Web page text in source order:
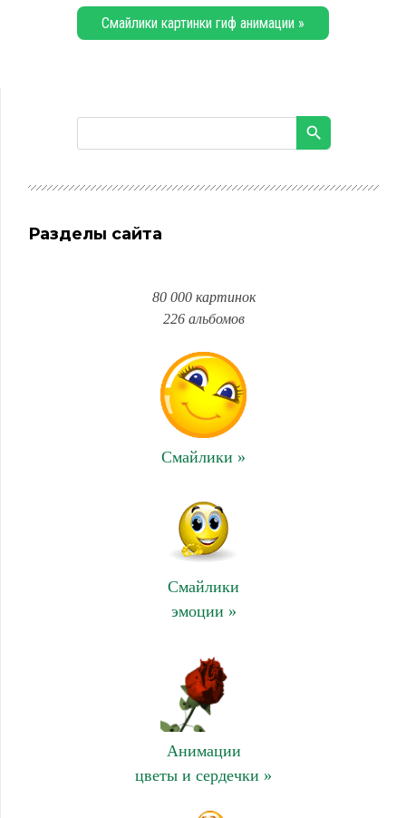
Смайлики картинки гиф анимации »
Разделы сайта
80 000 картинок
226 альбомов
Смайлики »
Смайлики
эмоции »
Анимации
цветы и сердечки »